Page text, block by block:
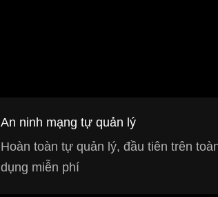
An ninh mạng tự quản lý
Hoàn toàn tự quản lý, đầu tiên trên
dụng miễn phí